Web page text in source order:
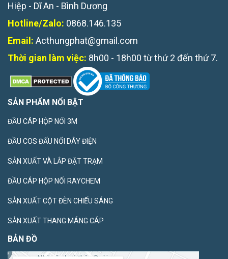
Hiệp - Dĩ An - Bình Dương
Hotline/Zalo: 0868.146.135
Email: Acthungphat@gmail.com
Thời gian làm việc: 8h00 - 18h00 từ thứ 2 đến thứ 7.
SẢN PHẨM NỔI BẬT
ĐẦU CÁP HỘP NỐI 3M
ĐẦU COS ĐẤU NỐI DÂY ĐIỆN
SẢN XUẤT VÀ LẮP ĐẶT TRẠM
ĐẦU CÁP HỘP NỐI RAYCHEM
SẢN XUẤT CỘT ĐÈN CHIẾU SÁNG
SẢN XUẤT THANG MÁNG CÁP
BẢN ĐỒ